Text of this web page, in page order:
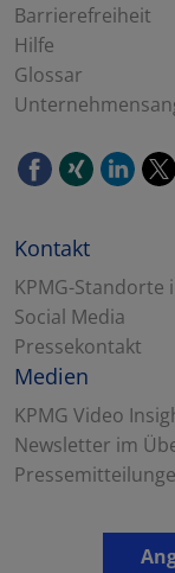
Barrierefreiheit
Hilfe
Glossar
Kontakt
KPMG-Standorte
Social Media
Pressekontakt
Medien
KPMG Video
Newsletter im